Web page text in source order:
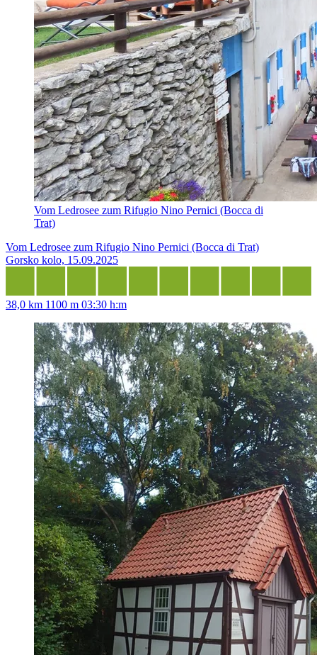
Vom Ledrosee zum Rifugio Nino Pernici (Bocca di
Trat)
Vom Ledrosee zum Rifugio Nino Pernici (Bocca di Trat)
Gorsko kolo, 15.09.2025
38,0 km 1100 m 03:30 h:m